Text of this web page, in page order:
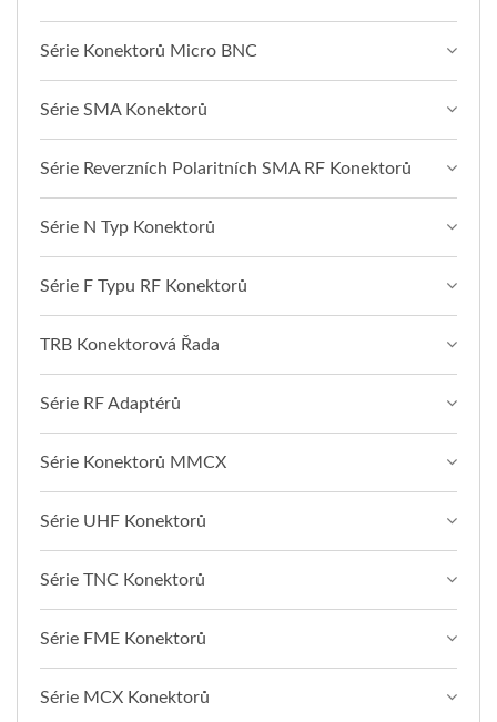
Série Konektorů Micro BNC
Série SMA Konektorů
Série Reverzních Polaritních SMA RF Konektorů
Série N Typ Konektorů
Série F Typu RF Konektorů
TRB Konektorová Řada
Série RF Adaptérů
Série Konektorů MMCX
Série UHF Konektorů
Série TNC Konektorů
Série FME Konektorů
Série MCX Konektorů